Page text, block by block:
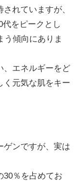
れていますが、
をピークとし
う傾向にありま
、エネルギーをど
く元気な肌をキー
ゲンですが、実は
30％を占めてお